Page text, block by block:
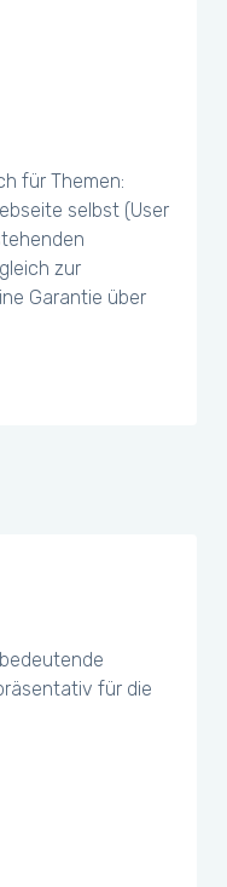
für Themen:
selbst (User
zur
Garantie über
für die